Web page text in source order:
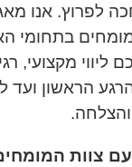
לפרוץ. אנו
בתחומי
ליווי מקצועי,
הראשון ועד
והצלחה.
צוות